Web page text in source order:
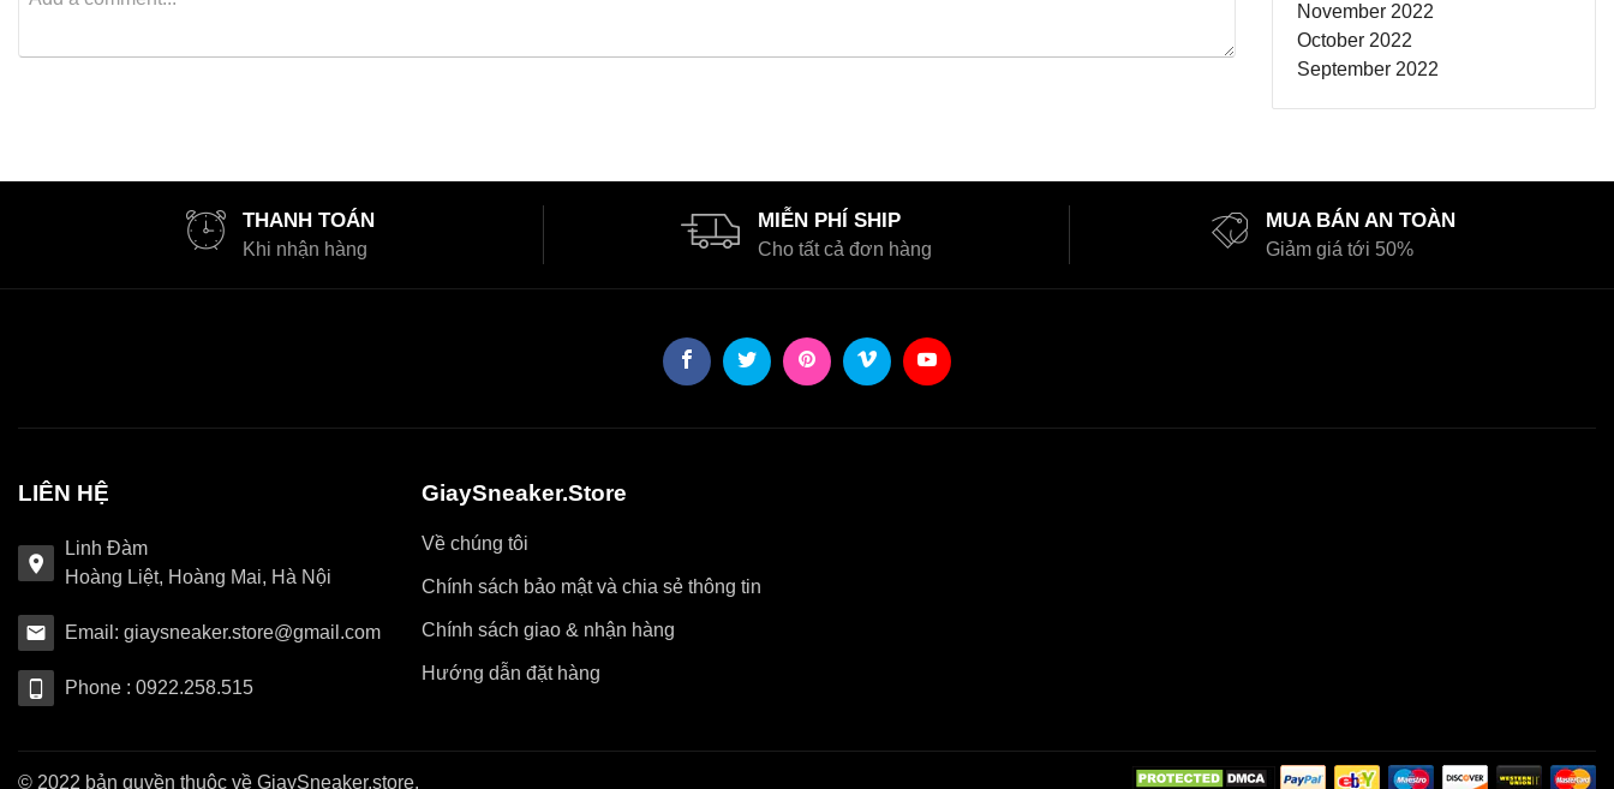
November 2022
October 2022
September 2022
THANH TOÁN
Khi nhận hàng
MIỄN PHÍ SHIP
Cho tất cả đơn hàng
MUA BÁN AN TOÀN
Giảm giá tới 50%
LIÊN HỆ
Linh Đàm
Hoàng Liệt, Hoàng Mai, Hà Nội
Email: giaysneaker.store@gmail.com
Phone : 0922.258.515
GiaySneaker.Store
Về chúng tôi
Chính sách bảo mật và chia sẻ thông tin
Chính sách giao & nhận hàng
Hướng dẫn đặt hàng
© 2022 bản quyền thuộc về GiaySneaker.store.